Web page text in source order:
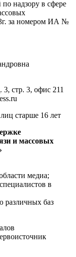
надзору в сфере
за номером ИА №
3, стр. 3, офис 211
старше 16 лет
и массовых
медиа;
в
различных баз